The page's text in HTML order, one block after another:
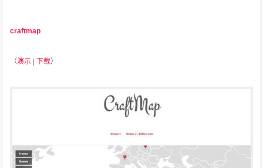
craftmap
（演示 下载）